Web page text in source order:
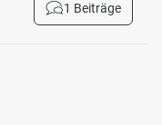
1 Beiträge